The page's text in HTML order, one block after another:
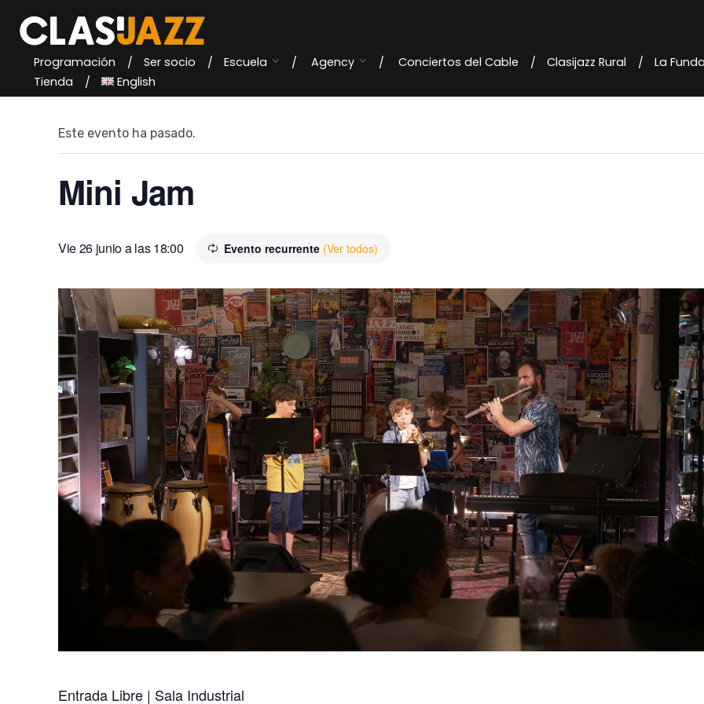
content
Programación Ser socio Escuela Agency Conciertos del Cable Clasijazz Rural La
Tienda
English
« Todos los Eventos
Este evento ha pasado.
Mini Jam
Vie 26 junio a las 18:00 Evento recurrente (Ver todos)
Entrada Libre | Sala Industrial